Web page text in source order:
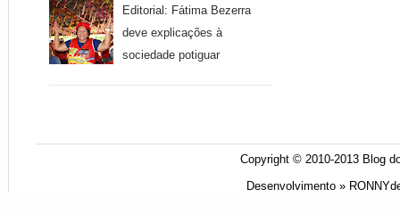
Editorial: Fátima Bezerra
deve explicações à
sociedade potiguar
Copyright © 2010-2013 Blog
Desenvolvimento »